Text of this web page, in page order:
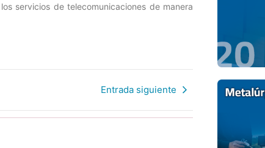
servicios de telecomunicaciones de manera
Entrada siguiente